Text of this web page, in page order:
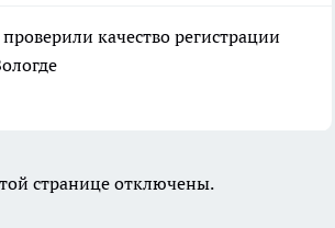
качество регистрации
странице отключены.